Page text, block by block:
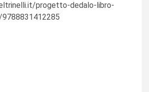
progetto-dedalo-libro-